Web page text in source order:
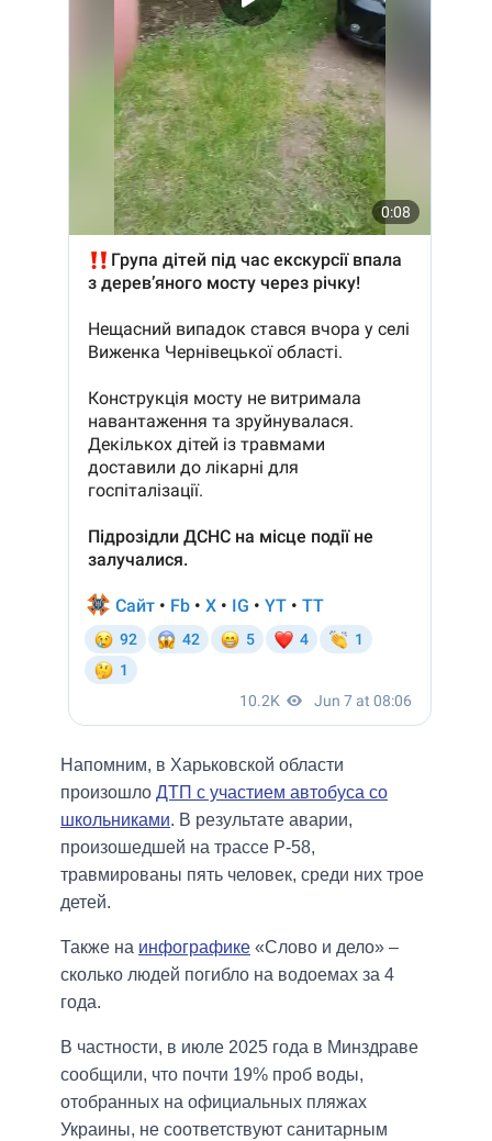
Напомним, в Харьковской области
произошло ДТП с участием автобуса со
школьниками. В результате аварии,
произошедшей на трассе Р-58,
травмированы пять человек, среди них трое
детей.
Также на инфографике «Слово и дело» –
сколько людей погибло на водоемах за 4
года.
В частности, в июле 2025 года в Минздраве
сообщили, что почти 19% проб воды,
отобранных на официальных пляжах
Украины, не соответствуют санитарным